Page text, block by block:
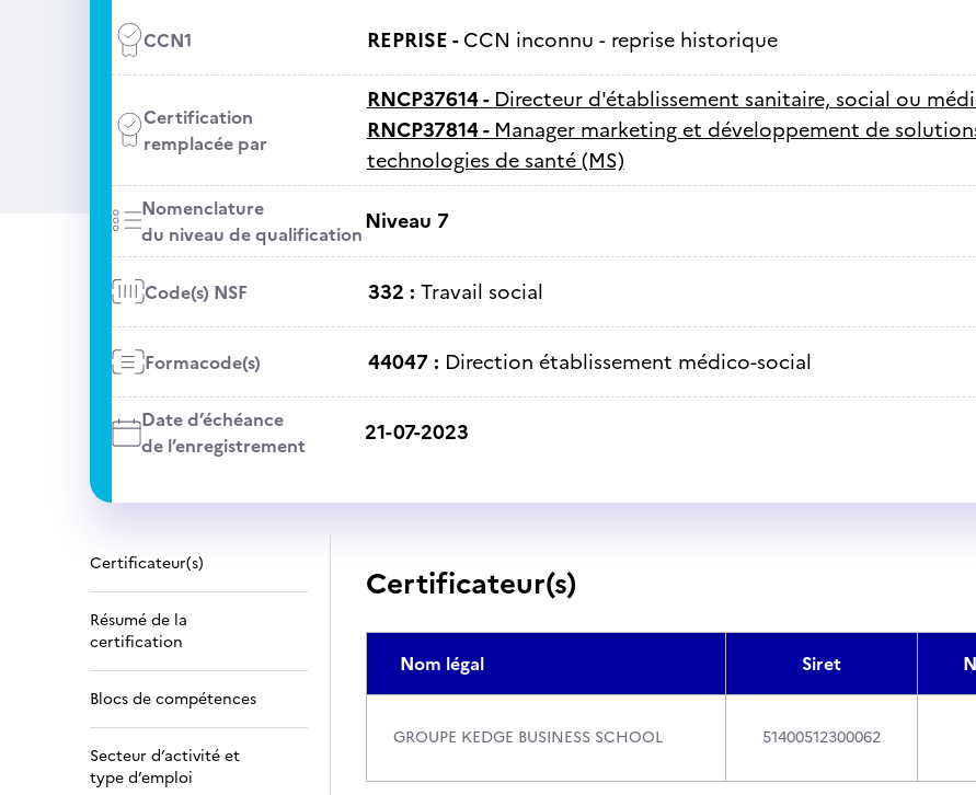
CCN1 REPRISE -CCN inconnu - reprise historique
Certification
remplacée par
RNCP37614 - Directeur d'établissement sanitaire, social ou
RNCP37814 - Manager marketing et développement de
technologies de santé (MS)
Nomenclature
du niveau de qualificationNiveau 7
Code(s) NSF 332 : Travail social
Formacode(s) 44047 : Direction établissement médico-social
Date d’échéance
de l’enregistrement
21-07-2023
Certificateur(s)
Résumé de la
certification
Blocs de compétences
Secteur d’activité et
type d’emploi
Certificateur(s)
Nom légal Siret
GROUPE KEDGE BUSINESS SCHOOL 51400512300062